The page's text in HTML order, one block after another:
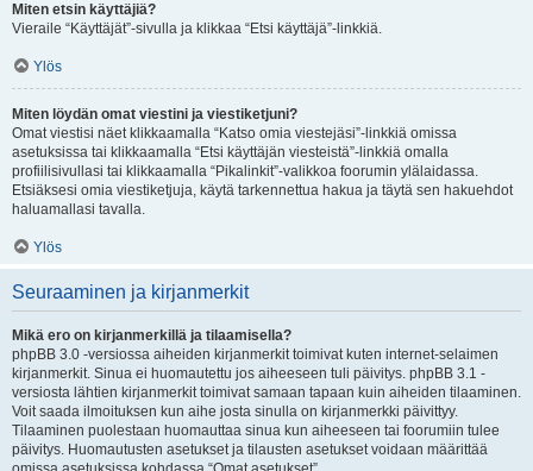
Miten etsin käyttäjiä?
Vieraile “Käyttäjät”-sivulla ja klikkaa “Etsi käyttäjä”-linkkiä.
Ylös
Miten löydän omat viestini ja viestiketjuni?
Omat viestisi näet klikkaamalla “Katso omia viestejäsi”-linkkiä omissa
asetuksissa tai klikkaamalla “Etsi käyttäjän viesteistä”-linkkiä omalla
profiilisivullasi tai klikkaamalla “Pikalinkit”-valikkoa foorumin ylälaidassa.
Etsiäksesi omia viestiketjuja, käytä tarkennettua hakua ja täytä sen hakuehdot
haluamallasi tavalla.
Ylös
Seuraaminen ja kirjanmerkit
Mikä ero on kirjanmerkillä ja tilaamisella?
phpBB 3.0 -versiossa aiheiden kirjanmerkit toimivat kuten internet-selaimen
kirjanmerkit. Sinua ei huomautettu jos aiheeseen tuli päivitys. phpBB 3.1 -
versiosta lähtien kirjanmerkit toimivat samaan tapaan kuin aiheiden tilaaminen.
Voit saada ilmoituksen kun aihe josta sinulla on kirjanmerkki päivittyy.
Tilaaminen puolestaan huomauttaa sinua kun aiheeseen tai foorumiin tulee
päivitys. Huomautusten asetukset ja tilausten asetukset voidaan määrittää